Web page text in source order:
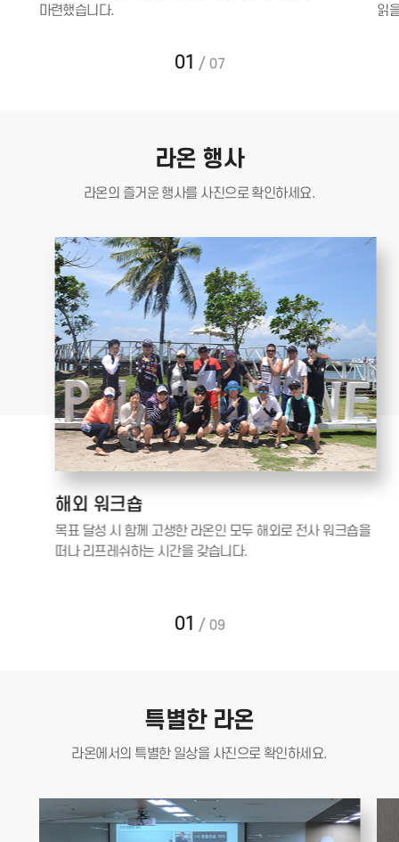
01 /07
마련했습니다.
읽
라온 행사
라온의 즐거운 행사를 사진으로 확인하세요.
01 /09
해외 워크숍
목표 달성 시 함께 고생한 라온인 모두 해외로 전사 워크숍을
떠나 리프레쉬하는 시간을 갖습니다.
특별한 라온
라온에서의 특별한 일상을 사진으로 확인하세요.